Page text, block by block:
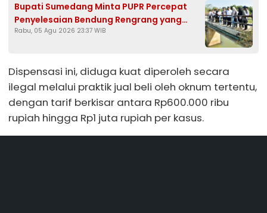
Bupati Sumedang Minta PUPR Percepat
Penyelesaian Bendung Rengrang yang
Belum Berfungsi Optimal
Rabu, 05 Agu 2026 23:37 WIB
Dispensasi ini, diduga kuat diperoleh secara
ilegal melalui praktik jual beli oleh oknum tertentu,
dengan tarif berkisar antara Rp600.000 ribu
rupiah hingga Rp1 juta rupiah per kasus.